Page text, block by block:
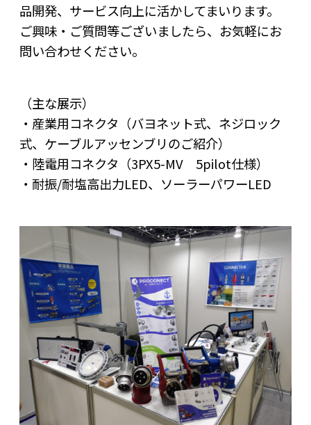
品開発、サービス向上に活かしてまいります。
ご興味・ご質問等ございましたら、お気軽にお
問い合わせください。
（主な展示）
・産業用コネクタ（バヨネット式、ネジロック
式、ケーブルアッセンブリのご紹介）
・陸電用コネクタ（3PX5-MV 5pilot仕様）
・耐振/耐塩高出力LED、ソーラーパワーLED